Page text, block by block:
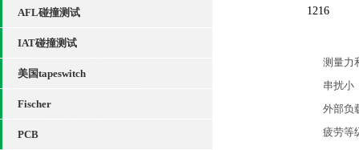
AFL碰撞测试
IAT碰撞测试
美国tapeswitch
Fischer
PCB
1216
测量力
串扰小
外部负
疲劳等